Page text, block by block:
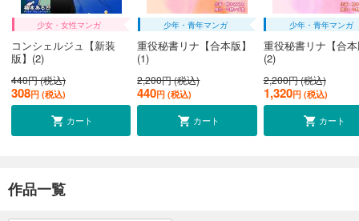
少女・女性マンガ
コンシェルジュ【新装
版】(2)
440円 (税込)
308円 (税込)
カート
少年・青年マンガ
重役秘書リナ【合本版】
(1)
2,200円 (税込)
440円 (税込)
カート
少年・青年マンガ
重役秘書リナ【合
(2)
2,200円 (税込)
1,320円 (税込)
カート
作品一覧